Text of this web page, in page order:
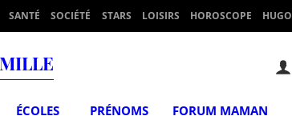
SANTÉ SOCIÉTÉ STARS LOISIRS HOROSCOPE HUGO
ÉCOLES PRÉNOMS FORUM MAMAN